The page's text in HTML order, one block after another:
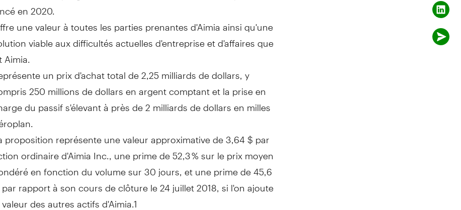
en 2020.
une valeur à toutes les parties prenantes d'Aimia ainsi qu'une
viable aux difficultés actuelles d'entreprise et d'affaires que
un prix d'achat total de 2,25 milliards de dollars, y
250 millions de dollars en argent comptant et la prise en
du passif s'élevant à près de 2 milliards de dollars en milles
proposition représente une valeur approximative de 3,64 $ par
ordinaire d'Aimia Inc., une prime de 52,3 % sur le prix moyen
en fonction du volume sur 30 jours, et une prime de 45,6
rapport à son cours de clôture le 24 juillet 2018, si l'on ajoute
des autres actifs d'Aimia.1